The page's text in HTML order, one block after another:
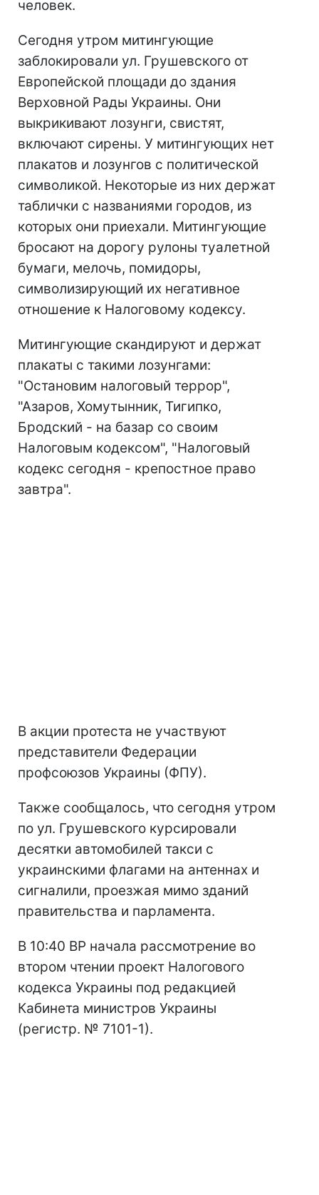
человек.
Сегодня утром митингующие
заблокировали ул. Грушевского от
Европейской площади до здания
Верховной Рады Украины. Они
выкрикивают лозунги, свистят,
включают сирены. У митингующих нет
плакатов и лозунгов с политической
символикой. Некоторые из них держат
таблички с названиями городов, из
которых они приехали. Митингующие
бросают на дорогу рулоны туалетной
бумаги, мелочь, помидоры,
символизирующий их негативное
отношение к Налоговому кодексу.
Митингующие скандируют и держат
плакаты с такими лозунгами:
"Остановим налоговый террор",
"Азаров, Хомутынник, Тигипко,
Бродский - на базар со своим
Налоговым кодексом", "Налоговый
кодекс сегодня - крепостное право
завтра".
В акции протеста не участвуют
представители Федерации
профсоюзов Украины (ФПУ).
Также сообщалось, что сегодня утром
по ул. Грушевского курсировали
десятки автомобилей такси с
украинскими флагами на антеннах и
сигналили, проезжая мимо зданий
правительства и парламента.
В 10:40 ВР начала рассмотрение во
втором чтении проект Налогового
кодекса Украины под редакцией
Кабинета министров Украины
(регистр. № 7101-1).